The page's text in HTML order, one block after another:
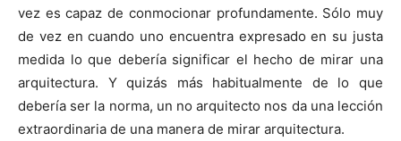
vez es capaz de conmocionar profundamente. Sólo muy
de vez en cuando uno encuentra expresado en su justa
medida lo que debería significar el hecho de mirar una
arquitectura. Y quizás más habitualmente de lo que
debería ser la norma, un no arquitecto nos da una lección
extraordinaria de una manera de mirar arquitectura.